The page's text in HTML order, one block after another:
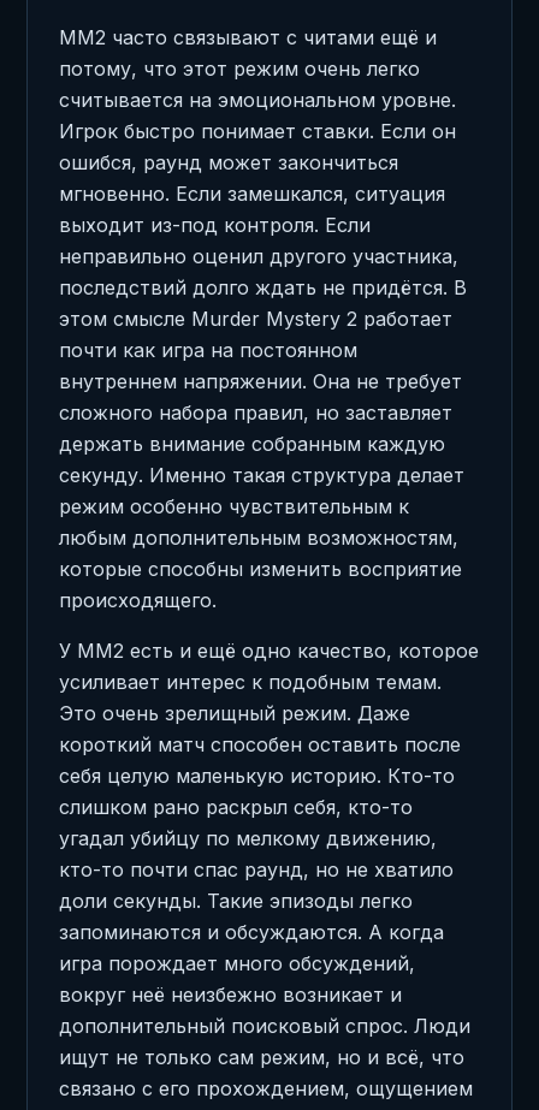
MM2 часто связывают с читами ещё и
потому, что этот режим очень легко
считывается на эмоциональном уровне.
Игрок быстро понимает ставки. Если он
ошибся, раунд может закончиться
мгновенно. Если замешкался, ситуация
выходит из-под контроля. Если
неправильно оценил другого участника,
последствий долго ждать не придётся. В
этом смысле Murder Mystery 2 работает
почти как игра на постоянном
внутреннем напряжении. Она не требует
сложного набора правил, но заставляет
держать внимание собранным каждую
секунду. Именно такая структура делает
режим особенно чувствительным к
любым дополнительным возможностям,
которые способны изменить восприятие
происходящего.
У MM2 есть и ещё одно качество, которое
усиливает интерес к подобным темам.
Это очень зрелищный режим. Даже
короткий матч способен оставить после
себя целую маленькую историю. Кто-то
слишком рано раскрыл себя, кто-то
угадал убийцу по мелкому движению,
кто-то почти спас раунд, но не хватило
доли секунды. Такие эпизоды легко
запоминаются и обсуждаются. А когда
игра порождает много обсуждений,
вокруг неё неизбежно возникает и
дополнительный поисковый спрос. Люди
ищут не только сам режим, но и всё, что
связано с его прохождением, ощущением